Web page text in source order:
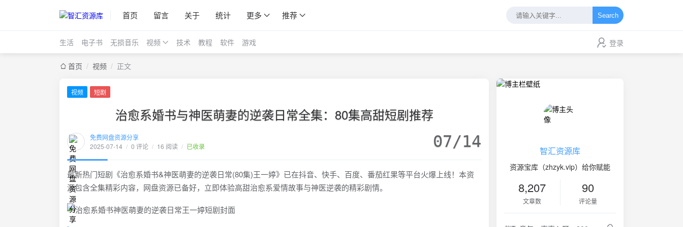
首页 留言 关于 统计 更多 推荐 Search
生活 电子书 无损音乐 视频 技术 教程 软件 游戏 登录
首页 / 视频 / 正文
视频 短剧
治愈系婚书与神医萌妻的逆袭日常全集：80集高甜短剧推荐
免费网盘资源分享
2025-07-14 / 0 评论 / 16 阅读 / 已收录 07/14
最新热门短剧《治愈系婚书&神医萌妻的逆袭日常(80集)王一婷》已在抖音、快手、百度、番茄红果等平台火爆上线！本资
源包含全集精彩内容，网盘资源已备好，立即体验高甜治愈系爱情故事与神医逆袭的精彩剧情。
智汇资源库
资源宝库（zhzyk.vip）给你赋能
8,207
文章数
90
评论量